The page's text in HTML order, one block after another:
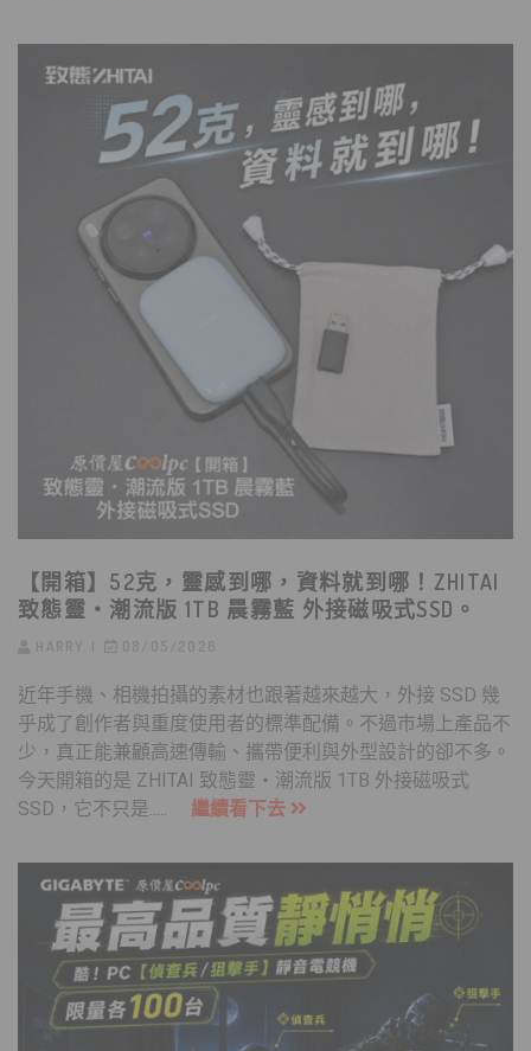
【開箱】52克，靈感到哪，資料就到哪！ZHITAI
致態靈‧潮流版 1TB 晨霧藍 外接磁吸式SSD。
近年手機、相機拍攝的素材也跟著越來越大，外接 SSD 幾
乎成了創作者與重度使用者的標準配備。不過市場上產品不
少，真正能兼顧高速傳輸、攜帶便利與外型設計的卻不多。
今天開箱的是 ZHITAI 致態靈・潮流版 1TB 外接磁吸式
SSD，它不只是..... 繼續看下去